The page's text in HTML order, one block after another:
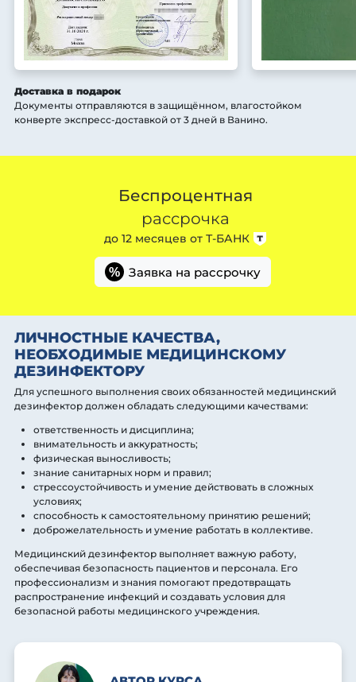
Доставка в подарок
Документы отправляются в защищённом, влагостойком
конверте экспресс-доставкой от 3 дней в Ванино.
Беспроцентная
рассрочка
до 12 месяцев от Т-БАНК
% Заявка на рассрочку
ЛИЧНОСТНЫЕ КАЧЕСТВА,
НЕОБХОДИМЫЕ МЕДИЦИНСКОМУ
ДЕЗИНФЕКТОРУ
Для успешного выполнения своих обязанностей медицинский
дезинфектор должен обладать следующими качествами:
ответственность и дисциплина;
внимательность и аккуратность;
физическая выносливость;
знание санитарных норм и правил;
стрессоустойчивость и умение действовать в сложных
условиях;
способность к самостоятельному принятию решений;
доброжелательность и умение работать в коллективе.
Медицинский дезинфектор выполняет важную работу,
обеспечивая безопасность пациентов и персонала. Его
профессионализм и знания помогают предотвращать
распространение инфекций и создавать условия для
безопасной работы медицинского учреждения.